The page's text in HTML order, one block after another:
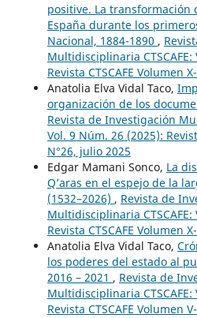
positive. La
España durante los
Nacional, 1884-1890 ,
Multidisciplinaria
Revista CTSCAFE Volumen
Anatolia Elva Vidal Taco,
organización de los
Revista de Investigación
Vol. 9 Núm. 26 (2025):
N°26, julio 2025
Edgar Mamani Sonco, La
Q’aras en el espejo de la
(1532–2026) , Revista de
Multidisciplinaria
Revista CTSCAFE Volumen
Anatolia Elva Vidal Taco,
los poderes del estado al
2016 – 2021 , Revista de
Multidisciplinaria
Revista CTSCAFE Volumen